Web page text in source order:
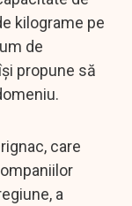
kilograme pe
de
propune să
care
a